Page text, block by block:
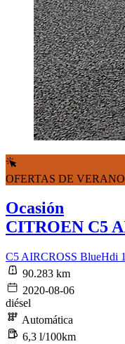
OFERTAS DE VERANO
Ocasión
CITROEN C5
C5 AIRCROSS BlueHdi
90.283 km
2020-08-06
diésel
Automática
6,3 l/100km